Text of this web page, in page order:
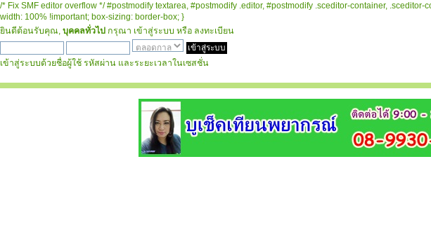
/* Fix SMF editor overflow */ #postmodify textarea, #postmodify .editor, #postmodify .sceditor-container,
width: 100% !important; box-sizing: border-box; }
ยินดีต้อนรับคุณ, บุคคลทั่วไป กรุณา เข้าสู่ระบบ หรือ ลงทะเบียน
เข้าสู่ระบบด้วยชื่อผู้ใช้ รหัสผ่าน และระยะเวลาในเซสชั่น